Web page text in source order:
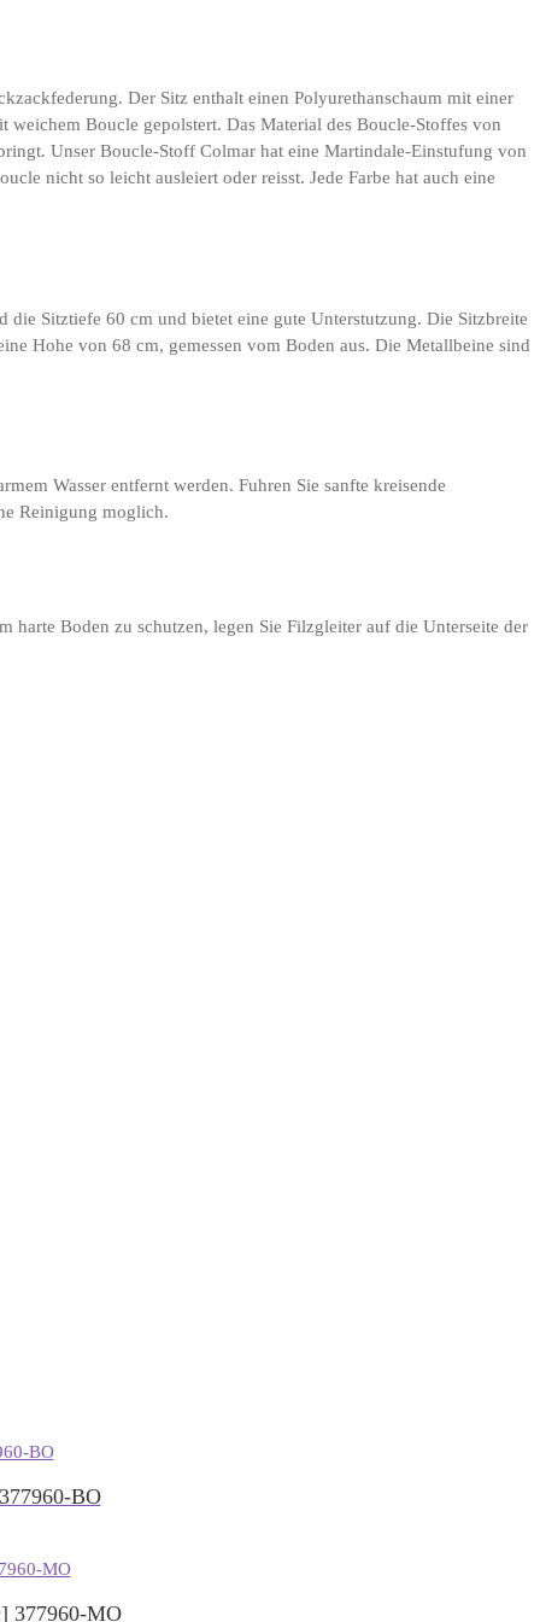
Der Sitz enthalt einen Polyurethanschaum mit einer
Boucle gepolstert. Das Material des Boucle-Stoffes von
Unser Boucle-Stoff Colmar hat eine Martindale-Einstufung von
nicht so leicht ausleiert oder reisst. Jede Farbe hat auch eine
Sitztiefe 60 cm und bietet eine gute Unterstutzung. Die Sitzbreite
Hohe von 68 cm, gemessen vom Boden aus. Die Metallbeine sind
Wasser entfernt werden. Fuhren Sie sanfte kreisende
Reinigung moglich.
Boden zu schutzen, legen Sie Filzgleiter auf die Unterseite der
BO
377960-MO